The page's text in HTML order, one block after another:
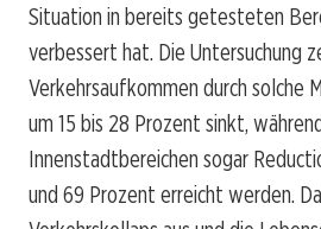
Situation in bereits getesteten
verbessert hat. Die Untersuchung
Verkehrsaufkommen durch solche
um 15 bis 28 Prozent sinkt,
Innenstadtbereichen sogar
und 69 Prozent erreicht werden.